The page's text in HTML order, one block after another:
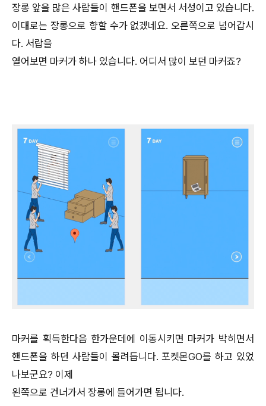
장롱 앞을 많은 사람들이 핸드폰을 보면서 서성이고 있습니다.
이대로는 장롱으로 향할 수가 없겠네요. 오른쪽으로 넘어갑시
다. 서랍을
열어보면 마커가 하나 있습니다. 어디서 많이 보던 마커죠?
마커를 획득한다음 한가운데에 이동시키면 마커가 박히면서
핸드폰을 하던 사람들이 몰려듭니다. 포켓몬GO를 하고 있었
나보군요? 이제
왼쪽으로 건너가서 장롱에 들어가면 됩니다.